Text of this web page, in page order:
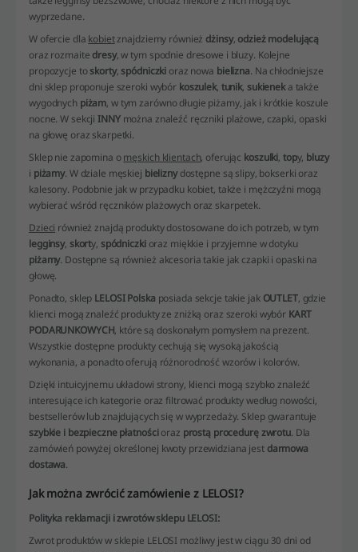
wyprzedane.
W ofercie dla kobietznajdziemy również dżinsy, odzież modelującą
oraz rozmaite dresy, w tym spodnie dresowe i bluzy. Kolejne
propozycje toskorty, spódniczki oraz nowa bielizna. Na chłodniejsze
dni sklep proponuje szeroki wybór koszulek, tunik, sukieneka także
wygodnych piżam, w tym zarówno długie piżamy, jak i krótkie koszule
nocne. W sekcjiINNYmożna znaleźć ręczniki plażowe, czapki, opaski
na głowę oraz skarpetki.
Sklep nie zapomina omęskich klientach, oferując koszulki, topy, bluzy
i piżamy. W dziale męskiej bieliznydostępne są slipy, bokserki oraz
kalesony. Podobnie jak w przypadku kobiet, także i mężczyźni mogą
wybierać wśród ręczników plażowych oraz skarpetek.
Dzieci również znajdą produkty dostosowane do ich potrzeb, w tym
legginsy, skorty, spódniczkioraz miękkie i przyjemne w dotyku
piżamy. Dostępne są również akcesoria takie jak czapki i opaski na
głowę.
Ponadto, sklep LELOSI Polska posiada sekcje takie jak OUTLET, gdzie
klienci mogą znaleźć produkty ze zniżką oraz szeroki wybór KART
PODARUNKOWYCH, które są doskonałym pomysłem na prezent.
Wszystkie dostępne produkty cechują się wysoką jakością
wykonania, a ponadto oferują różnorodność wzorów i kolorów.
Dzięki intuicyjnemu układowi strony, klienci mogą szybko znaleźć
interesujące ich kategorie oraz filtrować produkty według nowości,
bestsellerów lub znajdujących się w wyprzedaży. Sklep gwarantuje
szybkie i bezpieczne płatnościoraz prostą procedurę zwrotu. Dla
zamówień powyżej określonej kwoty przewidziana jest darmowa
dostawa.
Jak można zwrócić zamówienie z LELOSI?
Polityka reklamacji i zwrotów sklepu LELOSI:
Zwrot produktów w sklepie LELOSI możliwy jest w ciągu 30 dni od